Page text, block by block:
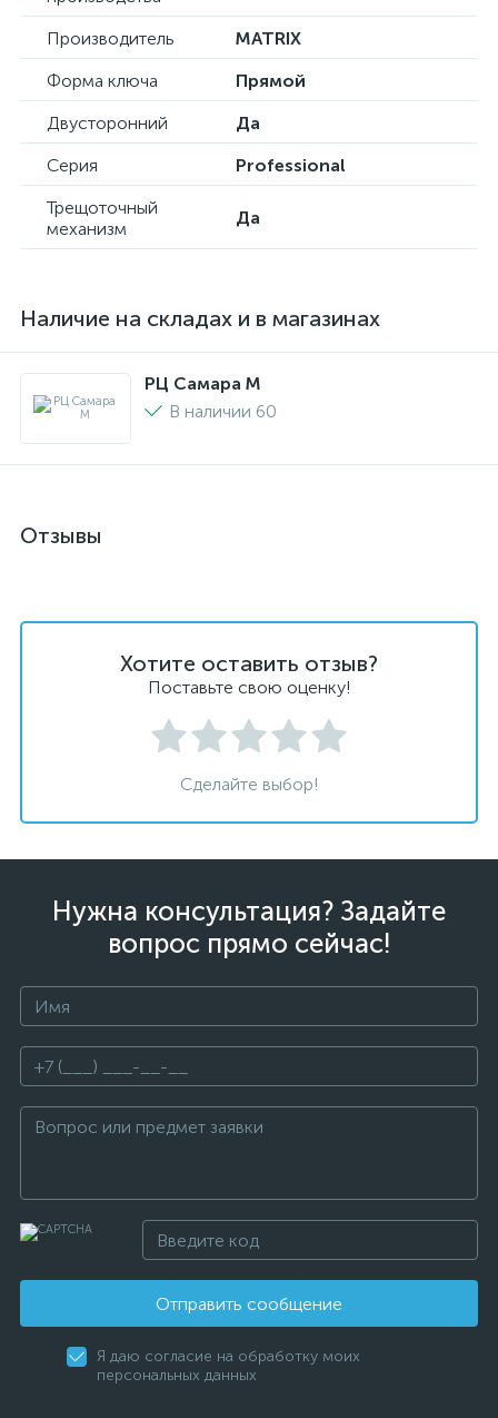
Производитель
MATRIX
Форма ключа
Прямой
Двусторонний
Да
Серия
Professional
Трещоточный
механизм
Да
Наличие на складах и в магазинах
РЦ Самара M
В наличии 60
Отзывы
Хотите оставить отзыв?
Поставьте свою оценку!
Сделайте выбор!
Нужна консультация? Задайте
вопрос прямо сейчас!
Отправить сообщение
Я даю согласие на обработку моих
персональных данных